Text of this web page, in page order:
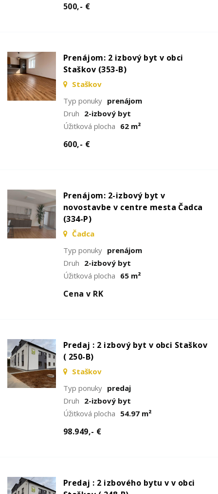
500,- €
Prenájom: 2 izbový byt v obci
Staškov (353-B)
Staškov
Typ ponuky prenájom
Druh 2-izbový byt
Úžitková plocha 62 m²
600,- €
Prenájom: 2-izbový byt v
novostavbe v centre mesta Čadca
(334-P)
Čadca
Typ ponuky prenájom
Druh 2-izbový byt
Úžitková plocha 65 m²
Cena v RK
Predaj : 2 izbový byt v obci Staškov
( 250-B)
Staškov
Typ ponuky predaj
Druh 2-izbový byt
Úžitková plocha 54.97 m²
98.949,- €
Predaj : 2 izbového bytu v v obci